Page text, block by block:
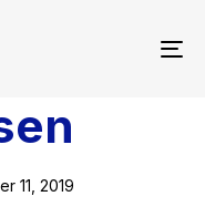
11, 2019